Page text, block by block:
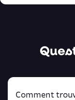
Comment